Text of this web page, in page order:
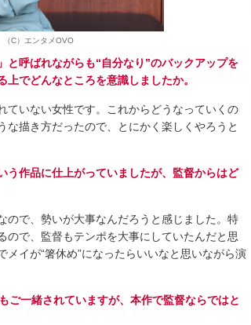
C）エンタメOVO
と呼ばれながらも“自分なり”のバックアップを
でどんなところを意識しましたか。
いない女性です。これからどうなっていくの
描き方だったので、とにかく楽しくやろうと
う作品に仕上がっていましたが、監督からはど
で、勢いが大事なんだろうと感じました。特
ので、監督もテンポを大事にしていたんだと思
イが“箸休め”になったらいいなと思いながら演
ご一緒されていますが、本作で監督ならではと